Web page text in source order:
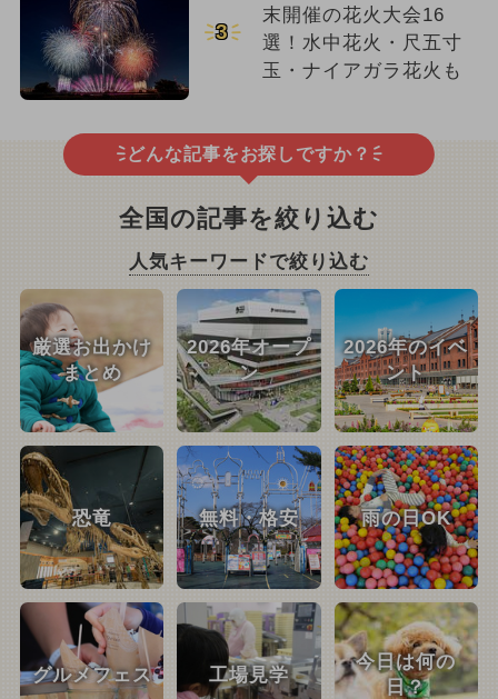
3
末開催の花火大会16
選！水中花火・尺五寸
玉・ナイアガラ花火も
どんな記事をお探しですか？
全国の記事を絞り込む
人気キーワードで絞り込む
厳選お出かけ
まとめ
2026年オープ
ン
2026年のイベ
ント
恐竜 無料・格安 雨の日OK
グルメフェス 工場見学
今日は何の
日？